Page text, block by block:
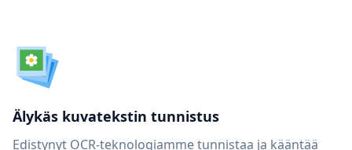
Älykäs kuvatekstin tunnistus
Edistynyt OCR-teknologiamme tunnistaa ja kääntää